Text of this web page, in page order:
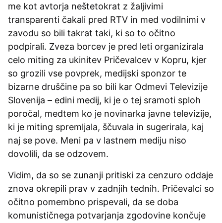
me kot avtorja neštetokrat z žaljivimi
transparenti čakali pred RTV in med vodilnimi v
zavodu so bili takrat taki, ki so to očitno
podpirali. Zveza borcev je pred leti organizirala
celo miting za ukinitev Pričevalcev v Kopru, kjer
so grozili vse povprek, medijski sponzor te
bizarne druščine pa so bili kar Odmevi Televizije
Slovenija – edini medij, ki je o tej sramoti sploh
poročal, medtem ko je novinarka javne televizije,
ki je miting spremljala, ščuvala in sugerirala, kaj
naj se pove. Meni pa v lastnem mediju niso
dovolili, da se odzovem.
Vidim, da so se zunanji pritiski za cenzuro oddaje
znova okrepili prav v zadnjih tednih. Pričevalci so
očitno pomembno prispevali, da se doba
komunističnega potvarjanja zgodovine končuje